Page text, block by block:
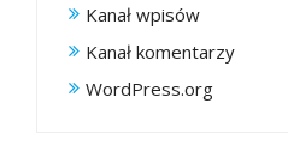
Kanał wpisów
Kanał komentarzy
WordPress.org